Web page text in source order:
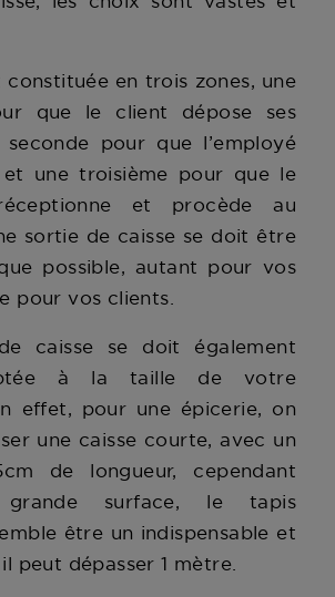
constituée en trois zones, une
que le client dépose ses
pour que l’employé
et une troisième pour que le
et procède au
sortie de caisse se doit être
possible, autant pour vos
pour vos clients.
caisse se doit également
à la taille de votre
effet, pour une épicerie, on
une caisse courte, avec un
de longueur, cependant
surface, le tapis
être un indispensable et
peut dépasser 1 mètre.